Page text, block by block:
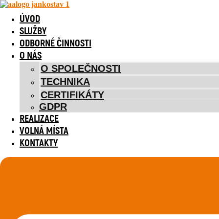
Přejít k obsahu
ÚVOD
SLUŽBY
ODBORNÉ ČINNOSTI
O NÁS
O SPOLEČNOSTI
TECHNIKA
CERTIFIKÁTY
GDPR
REALIZACE
VOLNÁ MÍSTA
KONTAKTY
ÚVOD
SLUŽBY
ODBORNÉ ČINNOSTI
O NÁS
O SPOLEČNOSTI
TECHNIKA
CERTIFIKÁTY
GDPR
REALIZACE
VOLNÁ MÍSTA
KONTAKTY
ÚVOD - REALIZACE
2024
HORNÍ BLUDOVICE
DALŠÍ REALIZACE
Zobrazit vše